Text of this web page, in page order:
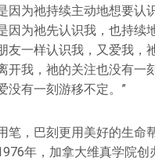
因为祂持续主动地想要认
因为祂先认识我，也持续
友一样认识我，又爱我，
开我，祂的关注也没有一
没有一刻游移不定。”
笔，巴刻更用美好的生命
年，加拿大维真学院创